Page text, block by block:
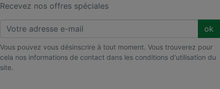
Recevez nos offres spéciales
ok
Vous pouvez vous désinscrire à tout moment. Vous trouverez pour
cela nos informations de contact dans les conditions d'utilisation du
site.